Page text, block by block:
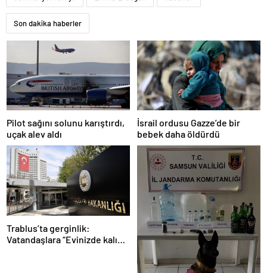
Son dakika haberler
Pilot sağını solunu karıştırdı,
uçak alev aldı
İsrail ordusu Gazze’de bir
bebek daha öldürdü
Trablus’ta gerginlik:
Vatandaşlara “Evinizde kalın”